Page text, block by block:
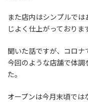
また店内はシンプルで
じよく仕上がっておりま
聞いた話ですが、コロ
今回のような店舗で体調
た。
オープンは今月末頃で